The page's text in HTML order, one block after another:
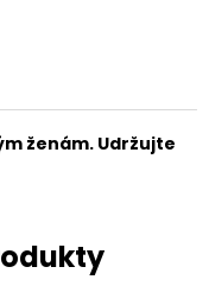
ženám. Udržujte